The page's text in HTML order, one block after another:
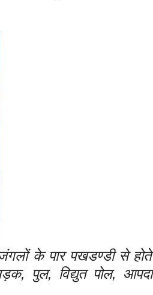
जंगलों के पार पखडण्डी से होते
पुल, विद्युत पोल, आपदा